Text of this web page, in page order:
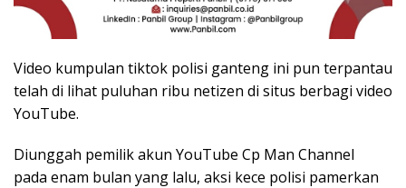
Video kumpulan tiktok polisi ganteng ini pun terpantau
telah di lihat puluhan ribu netizen di situs berbagi video
YouTube.
Diunggah pemilik akun YouTube Cp Man Channel
pada enam bulan yang lalu, aksi kece polisi pamerkan